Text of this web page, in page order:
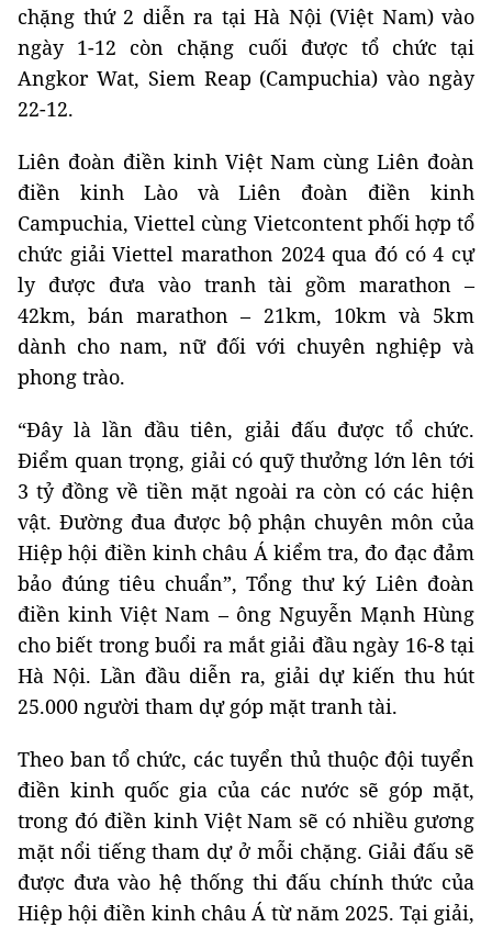
chặng thứ 2 diễn ra tại Hà Nội (Việt Nam) vào
ngày 1-12 còn chặng cuối được tổ chức tại
Angkor Wat, Siem Reap (Campuchia) vào ngày
22-12.
Liên đoàn điền kinh Việt Nam cùng Liên đoàn
điền kinh Lào và Liên đoàn điền kinh
Campuchia, Viettel cùng Vietcontent phối hợp tổ
chức giải Viettel marathon 2024 qua đó có 4 cự
ly được đưa vào tranh tài gồm marathon –
42km, bán marathon – 21km, 10km và 5km
dành cho nam, nữ đối với chuyên nghiệp và
phong trào.
“Đây là lần đầu tiên, giải đấu được tổ chức.
Điểm quan trọng, giải có quỹ thưởng lớn lên tới
3 tỷ đồng về tiền mặt ngoài ra còn có các hiện
vật. Đường đua được bộ phận chuyên môn của
Hiệp hội điền kinh châu Á kiểm tra, đo đạc đảm
bảo đúng tiêu chuẩn”, Tổng thư ký Liên đoàn
điền kinh Việt Nam – ông Nguyễn Mạnh Hùng
cho biết trong buổi ra mắt giải đầu ngày 16-8 tại
Hà Nội. Lần đầu diễn ra, giải dự kiến thu hút
25.000 người tham dự góp mặt tranh tài.
Theo ban tổ chức, các tuyển thủ thuộc đội tuyển
điền kinh quốc gia của các nước sẽ góp mặt,
trong đó điền kinh Việt Nam sẽ có nhiều gương
mặt nổi tiếng tham dự ở mỗi chặng. Giải đấu sẽ
được đưa vào hệ thống thi đấu chính thức của
Hiệp hội điền kinh châu Á từ năm 2025. Tại giải,